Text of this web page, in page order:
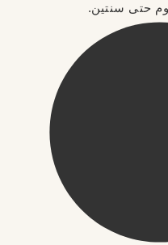
حتى سنتين.